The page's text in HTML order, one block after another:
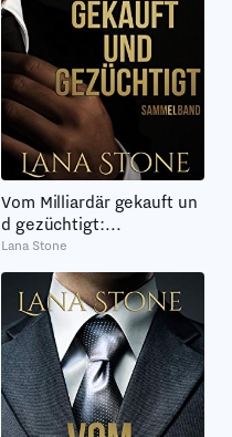
Vom Milliardär gekauft un
d gezüchtigt:...
Lana Stone